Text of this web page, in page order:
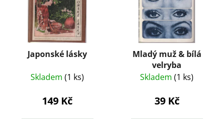
Japonské lásky
Skladem (1 ks)
149 Kč
Mladý muž & bílá
velryba
Skladem (1 ks)
39 Kč